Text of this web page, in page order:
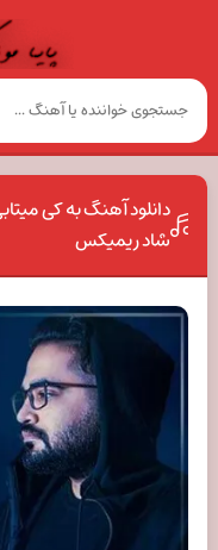
دانلود آهنگ به کی
شاد ریمیکس